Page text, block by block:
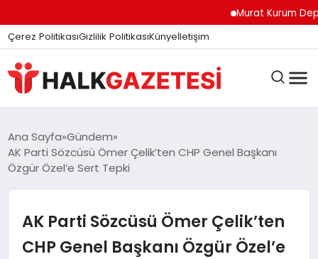
Murat Kurum
Çerez PolitikasıGizlilik PolitikasıKünyeİletişim
DÜNYA
EĞITIM
EKONOMI
Ana Sayfa Gündem
AK Parti Sözcüsü Ömer Çelik’ten CHP Genel Başkanı
Özgür Özel’e Sert Tepki
AK Parti Sözcüsü Ömer Çelik’ten
CHP Genel Başkanı Özgür Özel’e